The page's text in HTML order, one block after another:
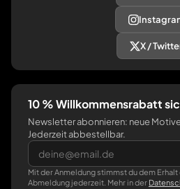
X /
10 % Willkommensrabatt
Newsletter abonnieren: neue
Jederzeit abbestellbar.
Mit der Anmeldung stimmst du dem
Abmeldung jederzeit. Mehr in der